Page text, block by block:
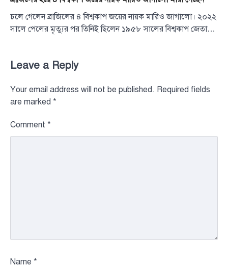
চলে গেলেন ব্রাজিলের ৪ বিশ্বকাপ জয়ের নায়ক মারিও জাগালো। ২০২২
সালে পেলের মৃত্যুর পর তিনিই ছিলেন ১৯৫৮ সালের বিশ্বকাপ জেতা…
Leave a Reply
Your email address will not be published. Required fields
are marked *
Comment *
Name *